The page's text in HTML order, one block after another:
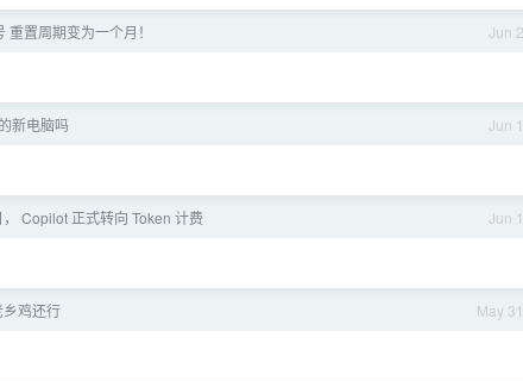
Jun 2
置周期变为一个月！
Jun 1
新电脑吗
Jun 1
Copilot 正式转向 Token 计费
May 31
鸡还行